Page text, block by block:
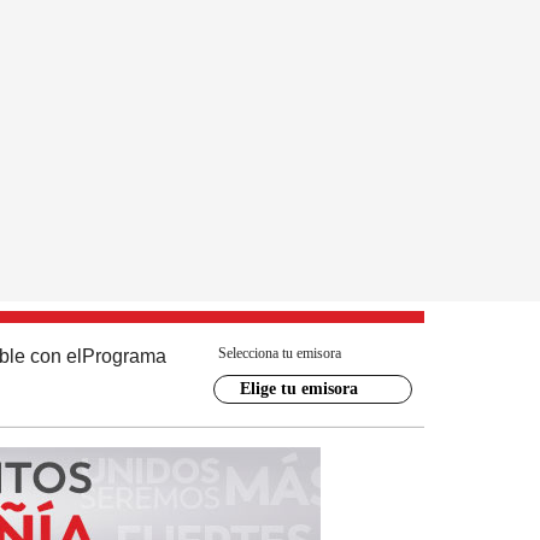
con el Programa Selecciona tu emisora
Elige tu emisora